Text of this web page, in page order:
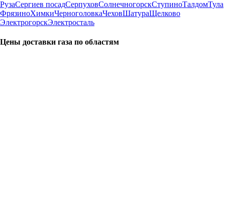
РузаСергиев посадСерпуховСолнечногорскСтупиноТалдомТула
ФрязиноХимкиЧерноголовкаЧеховШатураЩелково
ЭлектрогорскЭлектросталь
Цены доставки газа по областям